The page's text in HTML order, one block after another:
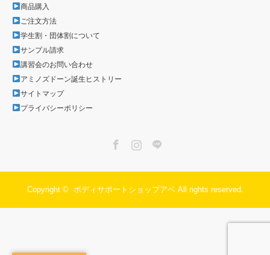
商品購入
ご注文方法
学生割・団体割について
サンプル請求
講習会のお問い合わせ
アミノズドーン誕生ヒストリー
サイトマップ
プライバシーポリシー
Copyright © ボディサポートショップアベAll rights reserved.